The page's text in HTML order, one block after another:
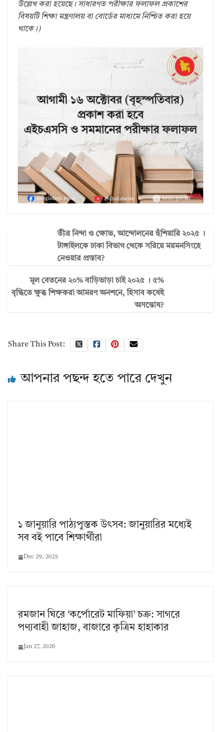
উল্লেখ করা হয়েছে। সাধারণত পরীক্ষার ফলাফল প্রকাশের
বিষয়টি শিক্ষা মন্ত্রণালয় বা বোর্ডের মাধ্যমে নিশ্চিত করা হয়ে
থাকে।)
তীব্র নিন্দা ও ক্ষোভ, আন্দোলনের হুঁশিয়ারি ২০২৫ ।
টাঙ্গাইলকে ঢাকা বিভাগ থেকে সরিয়ে ময়মনসিংহে
নেওয়ার প্রস্তাব?
মূল বেতনের ২০% বাড়িভাড়া চাই ২০২৫ । ৫%
বৃদ্ধিতে ক্ষুব্ধ শিক্ষকরা আমরণ অনশনে, হিসাব কষেই
অসন্তোষ?
Share This Post:
আপনার পছন্দ হতে পারে দেখুন
১ জানুয়ারি পাঠ্যপুস্তক উৎসব: জানুয়ারির মধ্যেই
সব বই পাবে শিক্ষার্থীরা
Dec 29, 2025
রমজান ঘিরে ‘কর্পোরেট মাফিয়া’ চক্র: সাগরে
পণ্যবাহী জাহাজ, বাজারে কৃত্রিম হাহাকার
Jan 27, 2026